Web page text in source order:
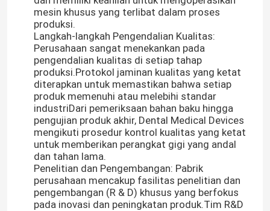
mesin khusus yang terlibat dalam proses
produksi.
Langkah-langkah Pengendalian Kualitas:
Perusahaan sangat menekankan pada
pengendalian kualitas di setiap tahap
produksi.Protokol jaminan kualitas yang ketat
diterapkan untuk memastikan bahwa setiap
produk memenuhi atau melebihi standar
industriDari pemeriksaan bahan baku hingga
pengujian produk akhir, Dental Medical Devices
mengikuti prosedur kontrol kualitas yang ketat
untuk memberikan perangkat gigi yang andal
dan tahan lama.
Penelitian dan Pengembangan: Pabrik
perusahaan mencakup fasilitas penelitian dan
pengembangan (R & D) khusus yang berfokus
pada inovasi dan peningkatan produk.Tim R&D